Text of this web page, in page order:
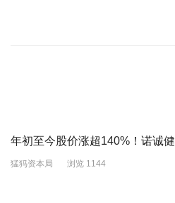
年初至今股价涨超140%！诺诚
猛犸资本局 浏览 1144